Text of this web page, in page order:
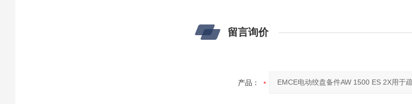
留言询价
产品：